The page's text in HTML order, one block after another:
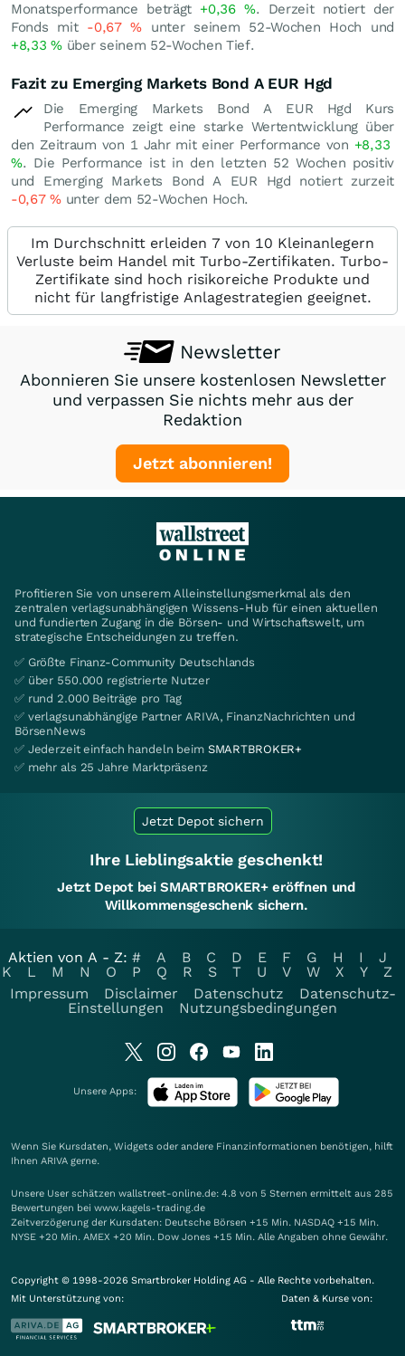
Monatsperformance beträgt +0,36 %. Derzeit notiert der
Fonds mit -0,67% unter seinem 52-Wochen Hoch und
+8,33%über seinem 52-Wochen Tief.
Fazit zu Emerging Markets Bond A EUR Hgd
Die Emerging Markets Bond A EUR Hgd Kurs
Performance zeigt eine starke Wertentwicklung über
den Zeitraum von 1 Jahr mit einer Performance von +8,33
%. Die Performance ist in den letzten 52 Wochen positiv
und Emerging Markets Bond A EUR Hgd notiert zurzeit
-0,67%unter dem 52-Wochen Hoch.
Im Durchschnitt erleiden 7 von 10 Kleinanlegern
Verluste beim Handel mit Turbo-Zertifikaten. Turbo-
Zertifikate sind hoch risikoreiche Produkte und
nicht für langfristige Anlagestrategien geeignet.
Newsletter
Abonnieren Sie unsere kostenlosen Newsletter
und verpassen Sie nichts mehr aus der
Redaktion
Jetzt abonnieren!
Profitieren Sie von unserem Alleinstellungsmerkmal als den
zentralen verlagsunabhängigen Wissens-Hub für einen aktuellen
und fundierten Zugang in die Börsen- und Wirtschaftswelt, um
strategische Entscheidungen zu treffen.
✅ Größte Finanz-Community Deutschlands
✅ über 550.000 registrierte Nutzer
✅ rund 2.000 Beiträge pro Tag
✅ verlagsunabhängige Partner ARIVA, FinanzNachrichten und
BörsenNews
✅ Jederzeit einfach handeln beim SMARTBROKER+
✅ mehr als 25 Jahre Marktpräsenz
Jetzt Depot sichern
Ihre Lieblingsaktie geschenkt!
Jetzt Depot bei SMARTBROKER+ eröffnen und
Willkommensgeschenk sichern.
Aktien von A - Z: # A B C D E F G H I
J
K
L M N O P Q R S T U V W X Y
Z
Impressum
Disclaimer Datenschutz
Datenschutz-
Einstellungen
Nutzungsbedingungen
Unsere Apps:
Wenn Sie Kursdaten, Widgets oder andere Finanzinformationen benötigen, hilft
Ihnen ARIVA gerne.
Unsere User schätzen wallstreet-online.de: 4.8 von 5 Sternen ermittelt aus 285
Bewertungen bei www.kagels-trading.de
Zeitverzögerung der Kursdaten: Deutsche Börsen +15 Min. NASDAQ +15 Min.
NYSE +20 Min. AMEX +20 Min. Dow Jones +15 Min. Alle Angaben ohne Gewähr.
Copyright © 1998-2026 Smartbroker Holding AG - Alle Rechte vorbehalten.
Mit Unterstützung von:
Daten & Kurse von: